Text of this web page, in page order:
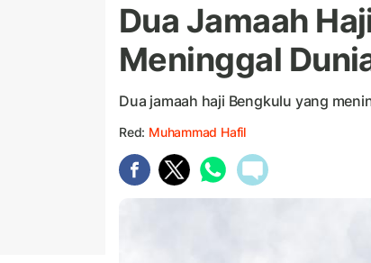
Dua Jamaah
Meninggal
Dua jamaah haji Bengkulu yang
Red: Muhammad Hafil